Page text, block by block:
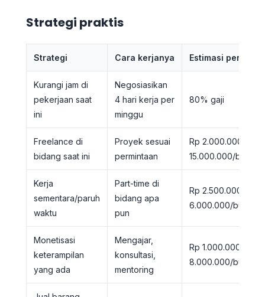
Strategi praktis
Strategi Cara kerjanya Estimasi
Kurangi jam di
pekerjaan saat
ini
Negosiasikan
4 hari kerja per
minggu
80% gaji
Freelance di
bidang saat ini
Proyek sesuai
permintaan
Rp 2.000.000 - Rp
15.000.000/bulan
Kerja
sementara/paruh
waktu
Part-time di
bidang apa
pun
Rp 2.500.000 - Rp
6.000.000/bulan
Monetisasi
keterampilan
yang ada
Mengajar,
konsultasi,
mentoring
Rp 1.000.000 - Rp
8.000.000/bulan